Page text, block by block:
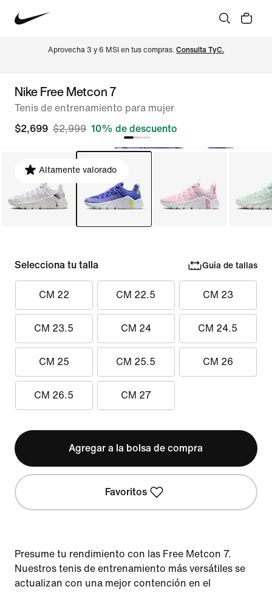
Aprovecha 3 y 6 MSI en tus compras. Consulta TyC.
Nike Free Metcon 7
Tenis de entrenamiento para mujer
$2,699 $2,999 10% de descuento
Altamente valorado
Selecciona tu talla Guía de tallas
CM 22 CM 22.5 CM 23
CM 23.5 CM 24 CM 24.5
CM 25 CM 25.5 CM 26
CM 26.5 CM 27
Agregar a la bolsa de compra
Favoritos
Presume tu rendimiento con las Free Metcon 7.
Nuestros tenis de entrenamiento más versátiles se
actualizan con una mejor contención en el